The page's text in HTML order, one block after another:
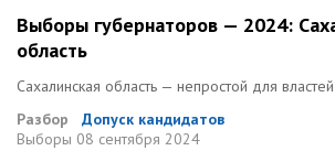
Выборы губернаторов — 2024:
область
Сахалинская область — непростой для
Разбор
Допуск кандидатов
Выборы 08 сентября 2024